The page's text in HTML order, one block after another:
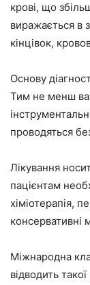
крові, що
виражається в
кінцівок,
Основу
Тим не менш
проводяться
Лікування
пацієнтам
хіміотерапія,
консервативні
Міжнародна
відводить